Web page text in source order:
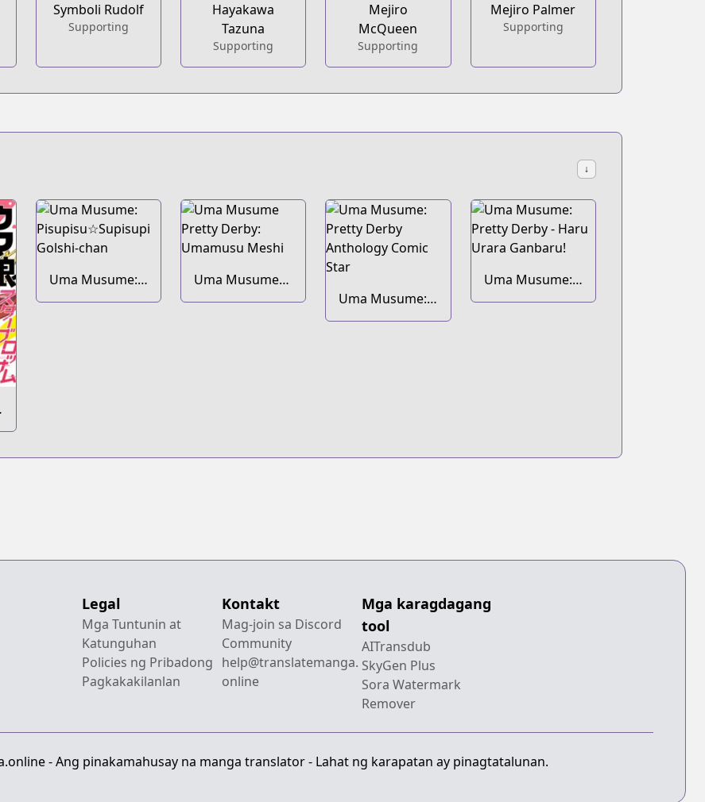
Symboli Rudolf
Supporting
Hayakawa
Tazuna
Supporting
Mejiro
McQueen
Supporting
Mejiro Palmer
Supporting
↓
Uma Musume:
Pisupisu☆Supisupi
Uma Musume
Pretty Derby:
Uma Musume:
Pretty Derby
Uma Musume:
Pretty Derby -
Legal
Mga Tuntunin at
Katunguhan
Policies ng Pribadong
Pagkakakilanlan
Kontakt
Mag-join sa Discord
Community
help@translatemanga.
online
Mga karagdagang
tool
AITransdub
SkyGen Plus
Sora Watermark
Remover
- Ang pinakamahusay na manga translator - Lahat ng karapatan ay pinagtatalunan.